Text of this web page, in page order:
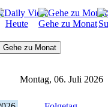
Heute Gehe zu Monat
Gehe zu Monat
Montag, 06. Juli 2026